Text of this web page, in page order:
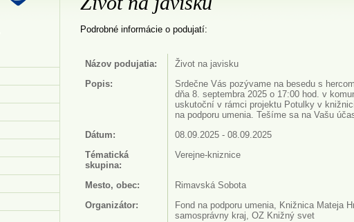
Podrobné informácie o podujatí:
Názov podujatia:
Život na javisku
Popis:
Srdečne Vás pozývame na besedu s
dňa 8. septembra 2025 o 17:00 hod. v
uskutoční v rámci projektu Potulky v
na podporu umenia. Tešíme sa na Vašu
Dátum:
08.09.2025 - 08.09.2025
Tématická
skupina:
Verejne-kniznice
Mesto, obec:
Rimavská Sobota
Organizátor:
Fond na podporu umenia, Knižnica Mateja
samosprávny kraj, OZ Knižný svet